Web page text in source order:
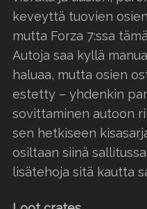
keveyttä tuovien
mutta Forza 7:ssa
Autoja saa kyllä
haluaa, mutta osien
estetty – yhdenkin
sovittaminen autoon
sen hetkiseen
osiltaan siinä
lisätehoja sitä kautta